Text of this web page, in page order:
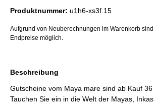
Produktnummer: u1h6-xs3f.15
Aufgrund von Neuberechnungen im Warenkorb
Endpreise möglich.
Beschreibung
Gutscheine vom Maya mare sind ab Kauf 36
Tauchen Sie ein in die Welt der Mayas,